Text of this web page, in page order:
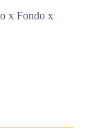
x Fondo x